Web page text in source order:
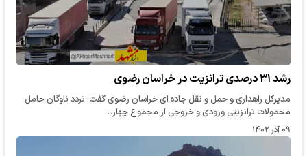
رشد ۳۱ درصدی ترانزیت در خراسان رضوی
مدیرکل راهداری و حمل و نقل جاده ای خراسان رضوی گفت: تردد ناوگان حامل
محمولات ترانزیتی ورودی و خروجی از مجموع چهار…
۰۹ آذر ۱۴۰۲